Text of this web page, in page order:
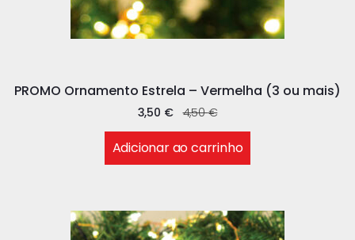
PROMO Ornamento Estrela – Vermelha (3 ou mais)
4,50€
3,50 €
Adicionar ao carrinho